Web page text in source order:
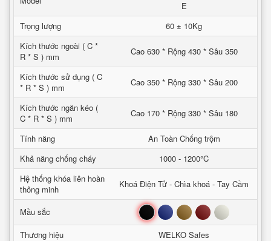
E
Trọng lượng
60 ± 10Kg
Kích thước ngoài ( C *
R * S ) mm
Cao 630 * Rộng 430 * Sâu 350
Kích thước sử dụng ( C
* R * S ) mm
Cao 350 * Rộng 330 * Sâu 200
Kích thước ngăn kéo (
C * R * S ) mm
Cao 170 * Rộng 330 * Sâu 180
Tính năng
An Toàn Chống trộm
Khả năng chống cháy
1000 - 1200°C
Hệ thống khóa liên hoàn
thông minh
Khoá Điện Tử - Chìa khoá - Tay Cầm
Mầu sắc Đen Xanh Nâu Đỏ Trắng
Thương hiệu
WELKO Safes